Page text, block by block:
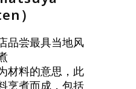
）
品尝最具当地风
材料的意思，此
烹煮而成，包括